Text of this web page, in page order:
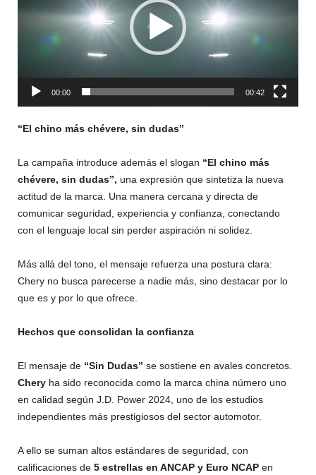
00:00 00:42
“El chino más chévere, sin dudas”
La campaña introduce además el slogan “El chino más
chévere, sin dudas”, una expresión que sintetiza la nueva
actitud de la marca. Una manera cercana y directa de
comunicar seguridad, experiencia y confianza, conectando
con el lenguaje local sin perder aspiración ni solidez.
Más allá del tono, el mensaje refuerza una postura clara:
Chery no busca parecerse a nadie más, sino destacar por lo
que es y por lo que ofrece.
Hechos que consolidan la confianza
El mensaje de “Sin Dudas” se sostiene en avales concretos.
Chery ha sido reconocida como la marca china número uno
en calidad según J.D. Power 2024, uno de los estudios
independientes más prestigiosos del sector automotor.
A ello se suman altos estándares de seguridad, con
calificaciones de 5 estrellas en ANCAP y Euro NCAP en